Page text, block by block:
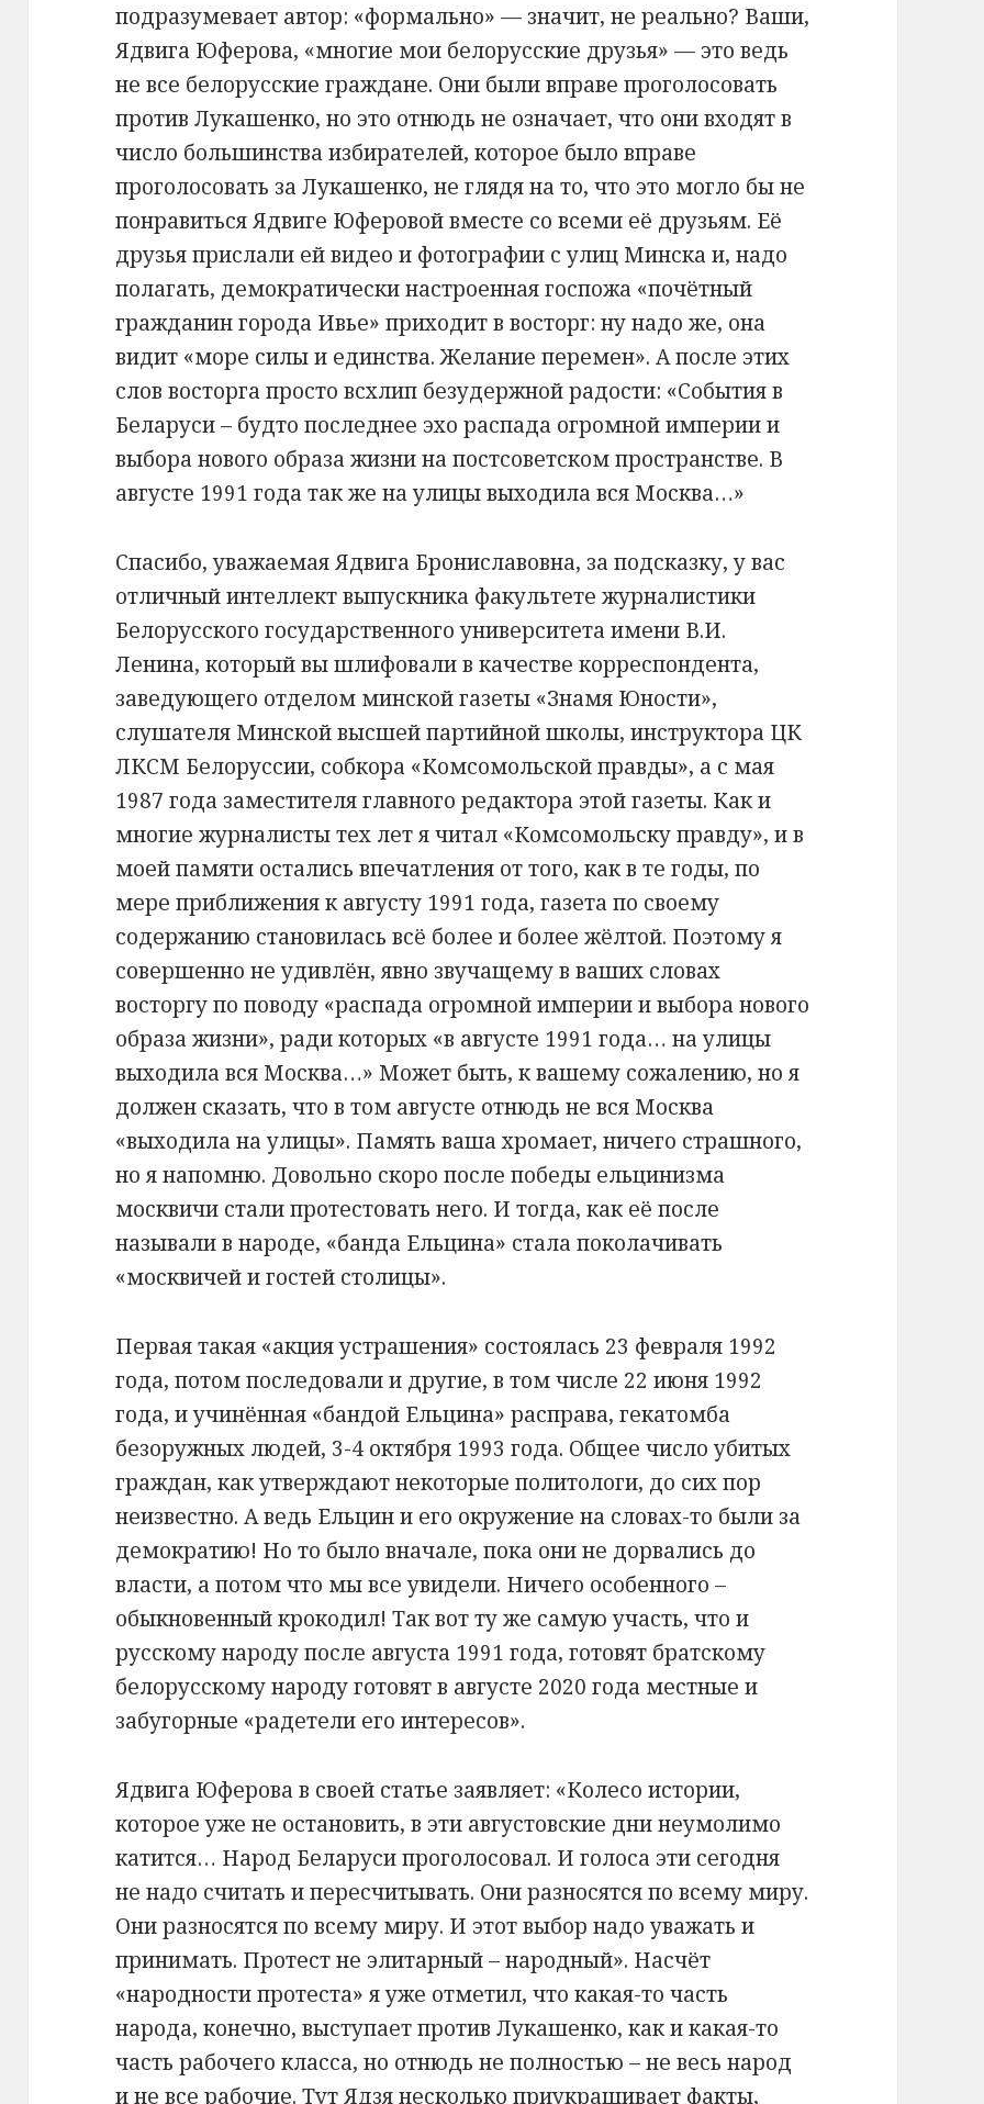
подразумевает автор: «формально» — значит, не реально? Ваши,
Ядвига Юферова, «многие мои белорусские друзья» — это ведь
не все белорусские граждане. Они были вправе проголосовать
против Лукашенко, но это отнюдь не означает, что они входят в
число большинства избирателей, которое было вправе
проголосовать за Лукашенко, не глядя на то, что это могло бы не
понравиться Ядвиге Юферовой вместе со всеми её друзьям. Её
друзья прислали ей видео и фотографии с улиц Минска и, надо
полагать, демократически настроенная госпожа «почётный
гражданин города Ивье» приходит в восторг: ну надо же, она
видит «море силы и единства. Желание перемен». А после этих
слов восторга просто всхлип безудержной радости: «События в
Беларуси – будто последнее эхо распада огромной империи и
выбора нового образа жизни на постсоветском пространстве. В
августе 1991 года так же на улицы выходила вся Москва…»
Спасибо, уважаемая Ядвига Брониславовна, за подсказку, у вас
отличный интеллект выпускника факультете журналистики
Белорусского государственного университета имени В.И.
Ленина, который вы шлифовали в качестве корреспондента,
заведующего отделом минской газеты «Знамя Юности»,
слушателя Минской высшей партийной школы, инструктора ЦК
ЛКСМ Белоруссии, собкора «Комсомольской правды», а с мая
1987 года заместителя главного редактора этой газеты. Как и
многие журналисты тех лет я читал «Комсомольску правду», и в
моей памяти остались впечатления от того, как в те годы, по
мере приближения к августу 1991 года, газета по своему
содержанию становилась всё более и более жёлтой. Поэтому я
совершенно не удивлён, явно звучащему в ваших словах
восторгу по поводу «распада огромной империи и выбора нового
образа жизни», ради которых «в августе 1991 года… на улицы
выходила вся Москва…» Может быть, к вашему сожалению, но я
должен сказать, что в том августе отнюдь не вся Москва
«выходила на улицы». Память ваша хромает, ничего страшного,
но я напомню. Довольно скоро после победы ельцинизма
москвичи стали протестовать него. И тогда, как её после
называли в народе, «банда Ельцина» стала поколачивать
«москвичей и гостей столицы».
Первая такая «акция устрашения» состоялась 23 февраля 1992
года, потом последовали и другие, в том числе 22 июня 1992
года, и учинённая «бандой Ельцина» расправа, гекатомба
безоружных людей, 3-4 октября 1993 года. Общее число убитых
граждан, как утверждают некоторые политологи, до сих пор
неизвестно. А ведь Ельцин и его окружение на словах-то были за
демократию! Но то было вначале, пока они не дорвались до
власти, а потом что мы все увидели. Ничего особенного –
обыкновенный крокодил! Так вот ту же самую участь, что и
русскому народу после августа 1991 года, готовят братскому
белорусскому народу готовят в августе 2020 года местные и
забугорные «радетели его интересов».
Ядвига Юферова в своей статье заявляет: «Колесо истории,
которое уже не остановить, в эти августовские дни неумолимо
катится… Народ Беларуси проголосовал. И голоса эти сегодня
не надо считать и пересчитывать. Они разносятся по всему миру.
Они разносятся по всему миру. И этот выбор надо уважать и
принимать. Протест не элитарный – народный». Насчёт
«народности протеста» я уже отметил, что какая-то часть
народа, конечно, выступает против Лукашенко, как и какая-то
часть рабочего класса, но отнюдь не полностью – не весь народ
и не все рабочие. Тут Ядзя несколько приукрашивает факты,